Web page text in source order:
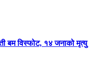
बम विस्फोट, १४ जनाको मृत्यु